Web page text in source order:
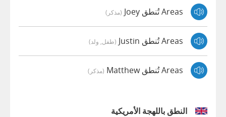
Areas تُنطق Joey (مذكر)
Areas تُنطق Justin (طفل, ولد)
Areas تُنطق Matthew (مذكر)
النطق باللهجة الأمريكية